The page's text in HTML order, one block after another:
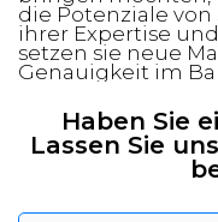
die Potenziale von
ihrer Expertise
setzen sie neue
Genauigkeit im
Haben Sie
Lassen Sie
Ihr Name